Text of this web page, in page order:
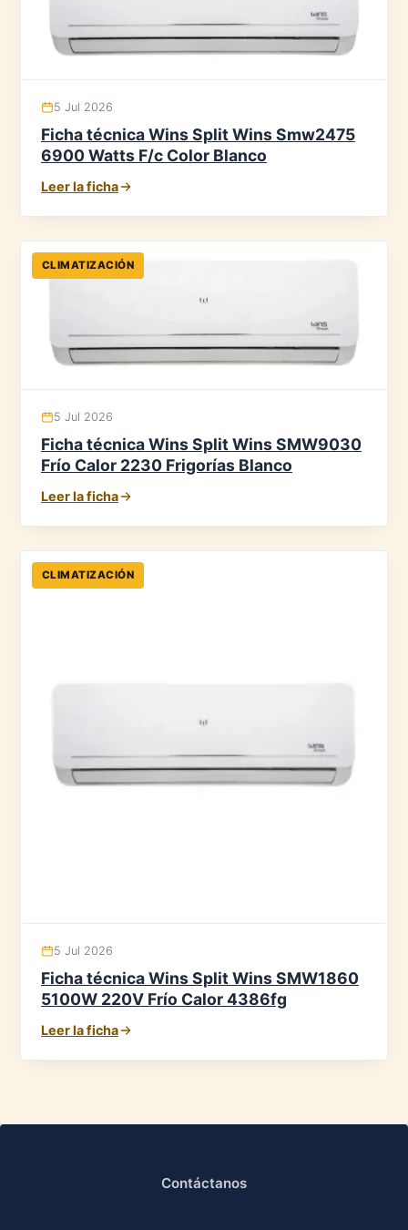
5 Jul 2026
Ficha técnica Wins Split Wins Smw2475
6900 Watts F/c Color Blanco
Leer la ficha
CLIMATIZACIÓN
5 Jul 2026
Ficha técnica Wins Split Wins SMW9030
Frío Calor 2230 Frigorías Blanco
Leer la ficha
CLIMATIZACIÓN
5 Jul 2026
Ficha técnica Wins Split Wins SMW1860
5100W 220V Frío Calor 4386fg
Leer la ficha
Contáctanos